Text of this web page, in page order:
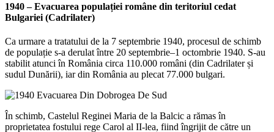
1940 – Evacuarea populației române din teritoriul cedat
Bulgariei (Cadrilater)
Ca urmare a tratatului de la 7 septembrie 1940, procesul de schimb
de populație s-a derulat între 20 septembrie–1 octombrie 1940. S-au
stabilit atunci în România circa 110.000 români (din Cadrilater și
sudul Dunării), iar din România au plecat 77.000 bulgari.
În schimb, Castelul Reginei Maria de la Balcic a rămas în
proprietatea fostului rege Carol al II-lea, fiind îngrijit de către un